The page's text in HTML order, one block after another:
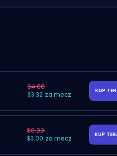
$4.00
$3.32 za mecz
KUP
$8.00
$3.00 za mecz
KUP